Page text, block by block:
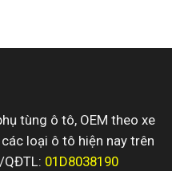
tùng ô tô, OEM theo xe
loại ô tô hiện nay trên
01D8038190